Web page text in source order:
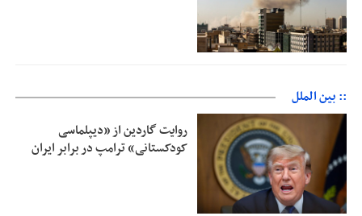
:: بین الملل
روایت گاردین از «دیپلماسی
کودکستانی» ترامپ در برابر ایران